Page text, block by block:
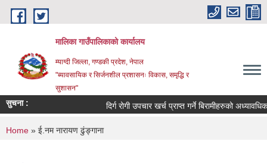
Skip to main content
मालिका गाउँपालिकाको कार्यालय
म्याग्दी जिल्ला, गण्डकी प्रदेश, नेपाल
"ब्यावसायिक र सिर्जनशील प्रशासनः विकास, समृद्धि र
सुशासन"
सुचना : दिर्ग रोगी उपचार खर्च प्राप्त गर्ने बिरामीहरुको अध्यावधिक
You are here
Home » ई.नम नारायण ढुंङ्गाना